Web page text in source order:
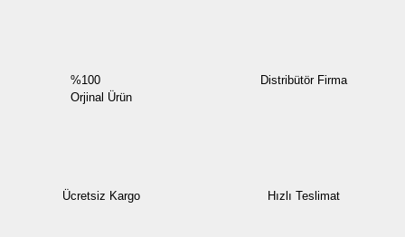
%100
Orjinal Ürün
Distribütör Firma
Ücretsiz Kargo Hızlı Teslimat